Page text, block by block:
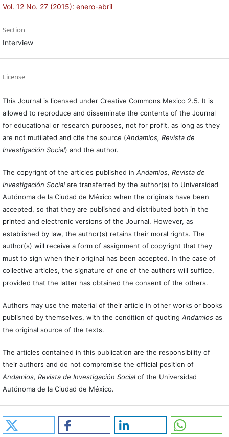
Vol. 12 No. 27 (2015): enero-abril
Section
Interview
License
This Journal is licensed under Creative Commons Mexico 2.5. It is
allowed to reproduce and disseminate the contents of the Journal
for educational or research purposes, not for profit, as long as they
are not mutilated and cite the source (Andamios, Revista de
Investigación Social) and the author.
The copyright of the articles published in Andamios, Revista de
Investigación Socialare transferred by the author(s) to Universidad
Autónoma de la Ciudad de México when the originals have been
accepted, so that they are published and distributed both in the
printed and electronic versions of the Journal. However, as
established by law, the author(s) retains their moral rights. The
author(s) will receive a form of assignment of copyright that they
must to sign when their original has been accepted. In the case of
collective articles, the signature of one of the authors will suffice,
provided that the latter has obtained the consent of the others.
Authors may use the material of their article in other works or books
published by themselves, with the condition of quoting Andamiosas
the original source of the texts.
The articles contained in this publication are the responsibility of
their authors and do not compromise the official position of
Andamios, Revista de Investigación Social of the Universidad
Autónoma de la Ciudad de México.